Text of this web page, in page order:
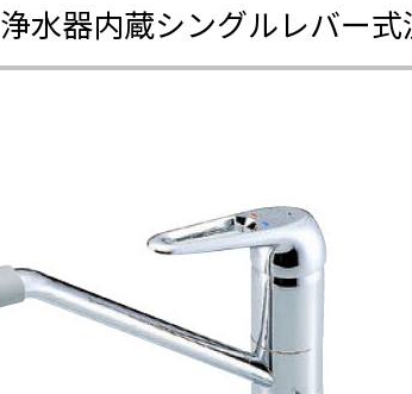
浄水器内蔵シングルレバー式